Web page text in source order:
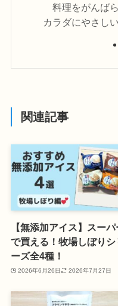
料理をがんば
カラダにやさし
関連記事
【無添加アイス】スーパ
で買える！牧場しぼりシ
ーズ全4種！
2026年6月26日 2026年7月27日